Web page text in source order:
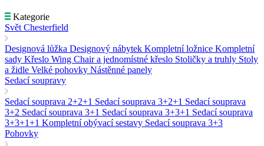
Kategorie
Svět Chesterfield
Designová lůžka Designový nábytek Kompletní ložnice Kompletní
sady Křeslo Wing Chair a jednomístné křeslo Stoličky a truhly Stoly
a židle Velké pohovky Nástěnné panely
Sedací soupravy
Sedací souprava 2+2+1 Sedací souprava 3+2+1 Sedací souprava
3+2 Sedací souprava 3+1 Sedací souprava 3+3+1 Sedací souprava
3+3+1+1 Kompletní obývací sestavy Sedací souprava 3+3
Pohovky